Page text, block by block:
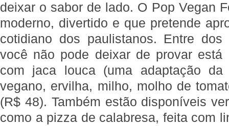
deixar o sabor de lado. O Pop Vegan
moderno, divertido e que pretende
cotidiano dos paulistanos. Entre
você não pode deixar de provar está
com jaca louca (uma adaptação da
vegano, ervilha, milho, molho de
(R$ 48). Também estão disponíveis
como a pizza de calabresa, feita com